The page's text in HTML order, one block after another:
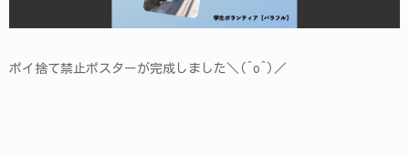
ポイ捨て禁止ポスターが完成しました＼(^o^)／